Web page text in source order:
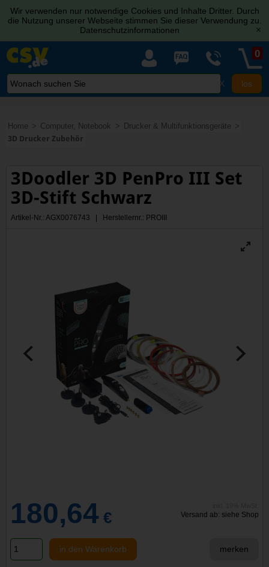
Wir verwenden nur notwendige Cookies und Inhalte Dritter. Durch
die Nutzung unserer Webseite stimmen Sie dieser Verwendung zu.
Datenschutzinformationen
[x]
X
0
Home Computer, Notebook
Drucker & Multifunktionsgeräte
3D Drucker Zubehör
3Doodler 3D PenPro III Set
3D-Stift Schwarz
Artikel-Nr.: AGX0076743 | Herstellernr.: PROIII
180,64 € Versand ab: siehe Shop
in den Warenkorb merken